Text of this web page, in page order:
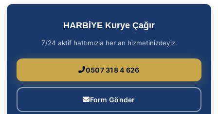
HARBİYE Kurye Çağır
7/24 aktif hattımızla her an hizmetinizdeyiz.
0507 318 4 626
Form Gönder